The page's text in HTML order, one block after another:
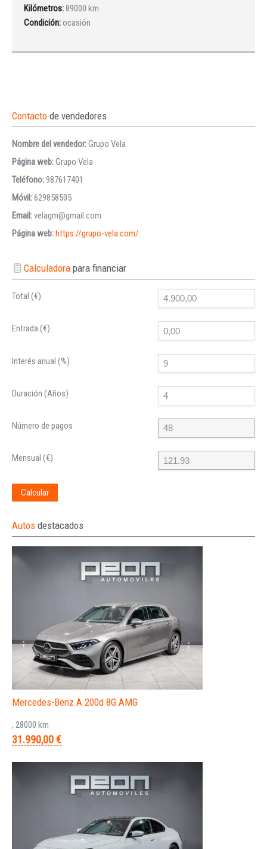
Kilómetros: 89000 km
Condición:ocasión
Contacto de vendedores
Nombre del vendedor:Grupo Vela
Página web:Grupo Vela
Teléfono:987617401
Móvil:629858505
Email:velagm@gmail.com
Página web:https://grupo-vela.com/
Calculadorapara financiar
Total (€)
Entrada (€)
Interés anual (%)
Duración (Años)
Número de pagos
Mensual (€)
Calcular
Autos destacados
Mercedes-Benz A 200d 8G AMG
, 28000 km
31.990,00 €